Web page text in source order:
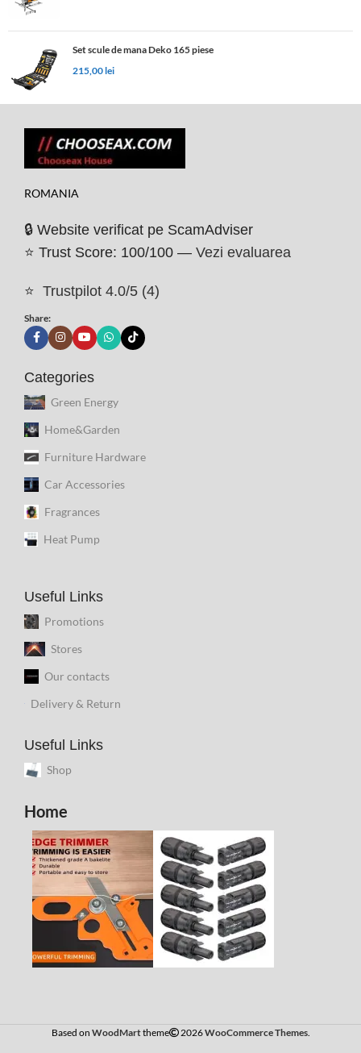
Set scule de mana Deko 165 piese
215,00lei
ROMANIA
🔒 Website verificat pe ScamAdviser
⭐ Trust Score: 100/100 — Vezi evaluarea
⭐ Trustpilot 4.0/5 (4)
Share:
Categories
Green Energy
Home&Garden
Furniture Hardware
Car Accessories
Fragrances
Heat Pump
Useful Links
Promotions
Stores
Our contacts
Delivery & Return
Useful Links
Shop
Home
Based on WoodMarttheme 2026WooCommerce Themes.